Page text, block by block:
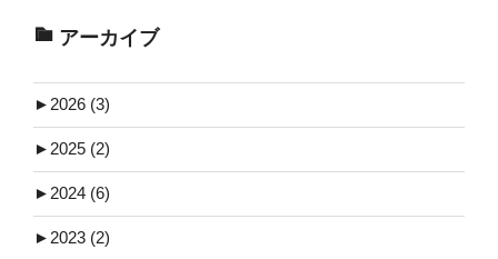
アーカイブ
►2026 (3)
►2025 (2)
►2024 (6)
►2023 (2)